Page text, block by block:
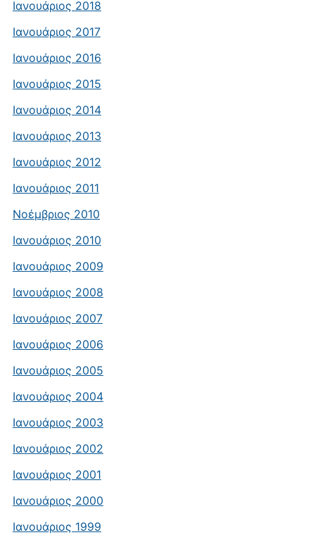
Ιανουάριος 2018
Ιανουάριος 2017
Ιανουάριος 2016
Ιανουάριος 2015
Ιανουάριος 2014
Ιανουάριος 2013
Ιανουάριος 2012
Ιανουάριος 2011
Νοέμβριος 2010
Ιανουάριος 2010
Ιανουάριος 2009
Ιανουάριος 2008
Ιανουάριος 2007
Ιανουάριος 2006
Ιανουάριος 2005
Ιανουάριος 2004
Ιανουάριος 2003
Ιανουάριος 2002
Ιανουάριος 2001
Ιανουάριος 2000
Ιανουάριος 1999